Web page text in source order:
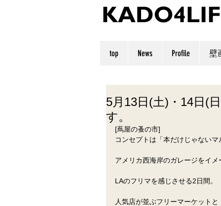
top News Profile 壁
5月13日(土)・14日(
す。
[蔦屋の蚤の市]
コンセプトは「本だけじゃないマ
アメリカ西海岸のガレージをイ
LAのフリマを感じさせる2日間。
人気店が並ぶフリーマーケットと